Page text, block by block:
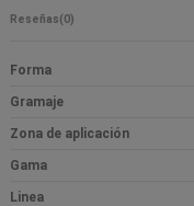
Reseñas(0)
Forma
Gramaje
Zona de aplicación
Gama
Linea